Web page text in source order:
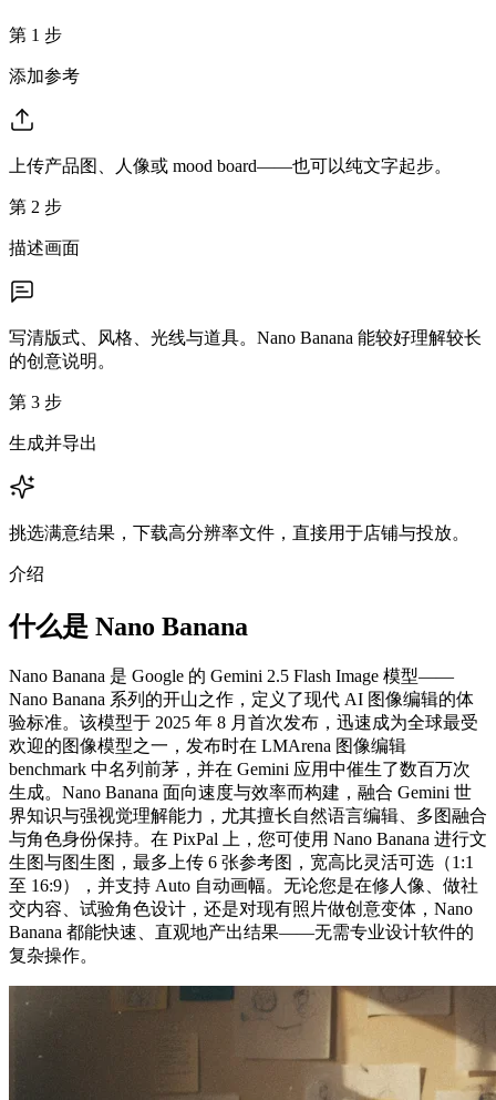
第 1 步
添加参考
上传产品图、人像或 mood board——也可以纯文字起步。
第 2 步
描述画面
写清版式、风格、光线与道具。Nano Banana 能较好理解较长
的创意说明。
第 3 步
生成并导出
挑选满意结果，下载高分辨率文件，直接用于店铺与投放。
介绍
什么是 Nano Banana
Nano Banana 是 Google 的 Gemini 2.5 Flash Image 模型——
Nano Banana 系列的开山之作，定义了现代 AI 图像编辑的体
验标准。该模型于 2025 年 8 月首次发布，迅速成为全球最受
欢迎的图像模型之一，发布时在 LMArena 图像编辑
benchmark 中名列前茅，并在 Gemini 应用中催生了数百万次
生成。Nano Banana 面向速度与效率而构建，融合 Gemini 世
界知识与强视觉理解能力，尤其擅长自然语言编辑、多图融合
与角色身份保持。在 PixPal 上，您可使用 Nano Banana 进行文
生图与图生图，最多上传 6 张参考图，宽高比灵活可选（1:1
至 16:9），并支持 Auto 自动画幅。无论您是在修人像、做社
交内容、试验角色设计，还是对现有照片做创意变体，Nano
Banana 都能快速、直观地产出结果——无需专业设计软件的
复杂操作。